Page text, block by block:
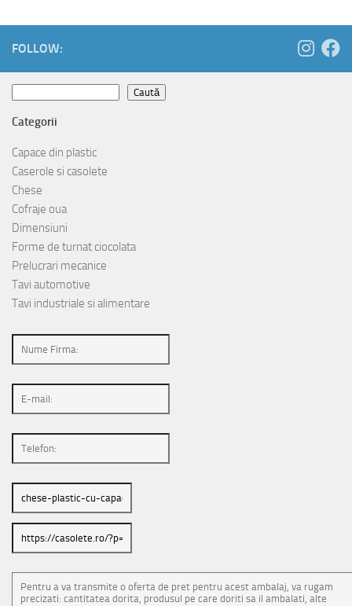
FOLLOW:
Caută
Categorii
Capace din plastic
Caserole si casolete
Chese
Cofraje oua
Dimensiuni
Forme de turnat ciocolata
Prelucrari mecanice
Tavi automotive
Tavi industriale si alimentare